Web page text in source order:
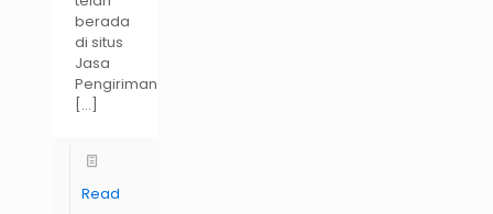
berada
di situs
Jasa
Pengiriman
[…]
Read